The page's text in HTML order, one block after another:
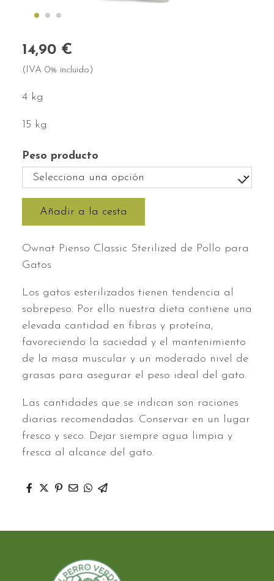
14,90 €
(IVA 0% incluido)
4 kg
15 kg
Peso producto
Añadir a la cesta
Ownat Pienso Classic Sterilized de Pollo para
Gatos
Los gatos esterilizados tienen tendencia al
sobrepeso. Por ello nuestra dieta contiene una
elevada cantidad en fibras y proteína,
favoreciendo la saciedad y el mantenimiento
de la masa muscular y un moderado nivel de
grasas para asegurar el peso ideal del gato.
Las cantidades que se indican son raciones
diarias recomendadas. Conservar en un lugar
fresco y seco. Dejar siempre agua limpia y
fresca al alcance del gato.